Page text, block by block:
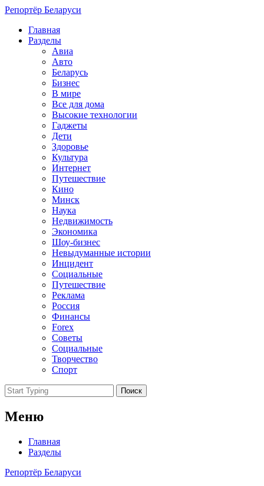
Репортёр Беларуси
Главная
Разделы
Авиа
Авто
Беларусь
Бизнес
В мире
Все для дома
Высокие технологии
Гаджеты
Дети
Здоровье
Культура
Интернет
Путешествие
Кино
Минск
Наука
Недвижимость
Экономика
Шоу-бизнес
Невыдуманные истории
Инцидент
Социальные
Путешествие
Реклама
Россия
Финансы
Forex
Советы
Социальные
Творчество
Спорт
Поиск
Меню
Главная
Разделы
Репортёр Беларуси